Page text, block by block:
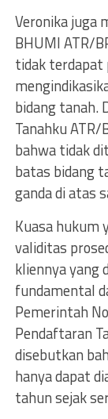
Veronika juga
BHUMI ATR/
tidak terdapat
bidang tanah.
Tanahku
bahwa tidak
batas bidang
ganda di atas
Kuasa hukum
validitas
kliennya yang
fundamental
Pemerintah
Pendaftaran
disebutkan
hanya dapat
tahun sejak